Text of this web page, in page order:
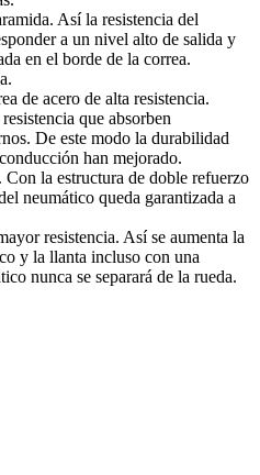
Así la resistencia del
a un nivel alto de salida y
en el borde de la correa.
de acero de alta resistencia.
que absorben
De este modo la durabilidad
han mejorado.
la estructura de doble refuerzo
neumático queda garantizada a
resistencia. Así se aumenta la
y la llanta incluso con una
nunca se separará de la rueda.